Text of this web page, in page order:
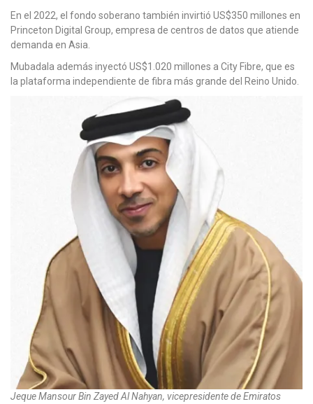
En el 2022, el fondo soberano también invirtió US$350 millones en
Princeton Digital Group, empresa de centros de datos que atiende
demanda en Asia.
Mubadala además inyectó US$1.020 millones a City Fibre, que es
la plataforma independiente de fibra más grande del Reino Unido.
Jeque Mansour Bin Zayed Al Nahyan, vicepresidente de Emiratos